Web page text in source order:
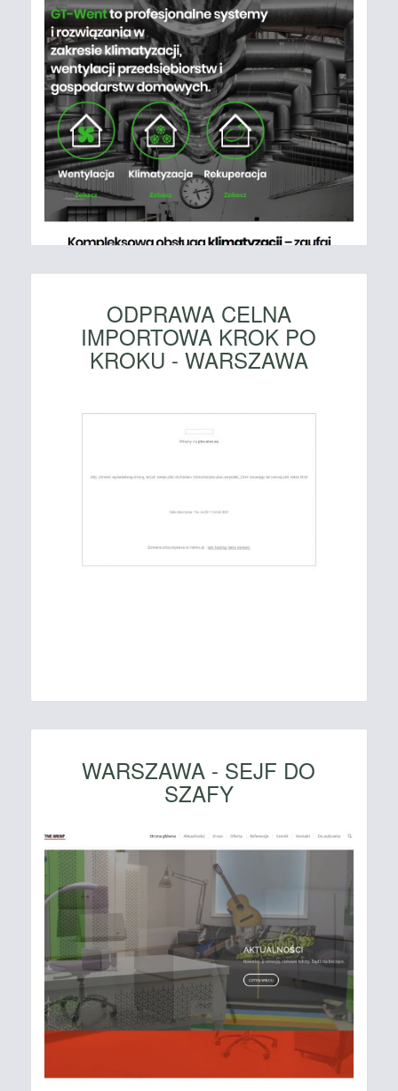
ODPRAWA CELNA
IMPORTOWA KROK PO
KROKU - WARSZAWA
WARSZAWA - SEJF DO
SZAFY